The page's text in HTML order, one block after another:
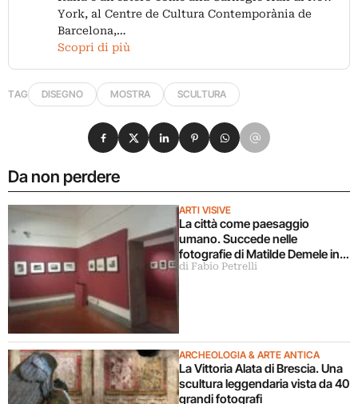
York, al Centre de Cultura Contemporània de
Barcelona,…
Scopri di più
TAG DISEGNO MOSTRA SCULTURA
Da non perdere
ARTI VISIVE
La città come paesaggio
umano. Succede nelle
fotografie di Matilde Demele in
mostra a Roma
di Fabio Petrelli
ARCHEOLOGIA & ARTE ANTICA
La Vittoria Alata di Brescia. Una
scultura leggendaria vista da 40
grandi fotografi
Condividi su Facebook
Condividi su X
Condividi su LinkedIn
Condividi su Pinterest
Condividi su WhatsApp
Condividi su Email